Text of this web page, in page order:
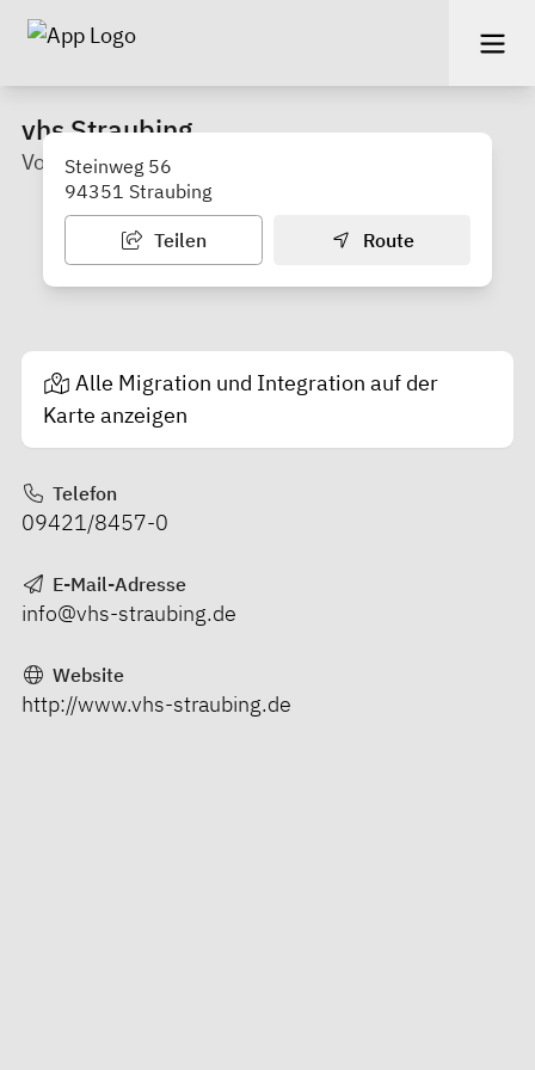
vhs Straubing
Volkshochschule der Stadt Straubing
Steinweg 56
94351 Straubing
Teilen Route
Alle Migration und Integration auf der
Karte anzeigen
Telefon
09421/8457-0
E-Mail-Adresse
info@vhs-straubing.de
Website
http://www.vhs-straubing.de